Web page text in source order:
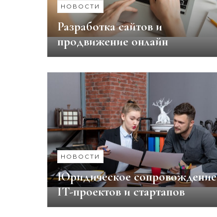
НОВОСТИ
Разработка сайтов и
продвижение онлайн
НОВОСТИ
Юридическое сопровождение
IT-проектов и стартапов